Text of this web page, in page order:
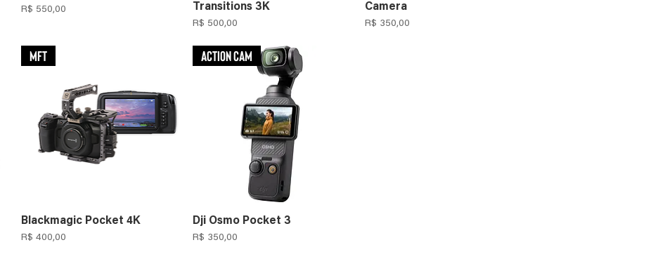
Preço
R$ 550,00
Transitions 3K
Preço
R$ 500,00
Camera
Preço
R$ 350,00
MFT
Blackmagic Pocket 4K
Preço
R$ 400,00
Action Cam
Dji Osmo Pocket 3
Preço
R$ 350,00